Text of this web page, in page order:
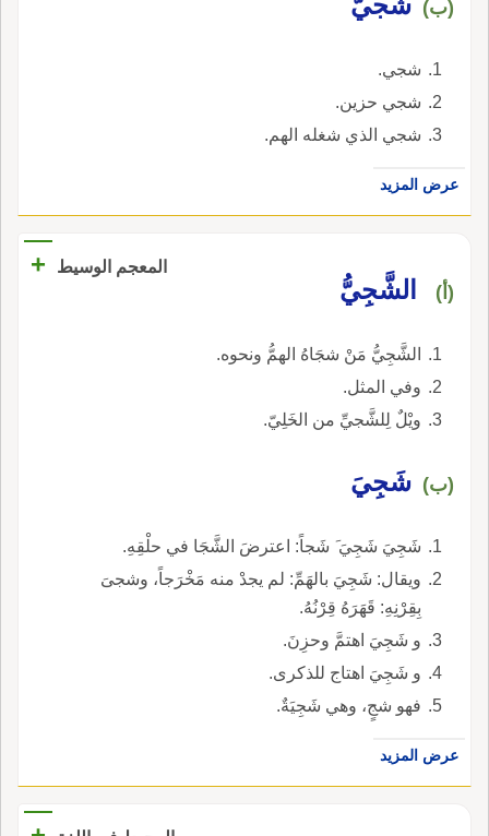
(ب)
شجي.
شجي حزين.
شجي الذي شغله الهم.
عرض المزيد
المعجم الوسيط +
(أ) الشَّجِيُّ
الشَّجِيُّ مَنْ شجَاهُ الهمُّ ونحوه.
وفي المثل.
ويْلٌ لِلشَّجيِّ من الخَلِيّ.
(ب) شَجِيَ
شَجِيَ شَجِيَ َ شَجاً: اعترضَ الشَّجَا في حلْقِهِ.
ويقال: شَجِيَ بالهَمِّ: لم يجدْ منه مَخْرَجاً، وشجىَ
بِقِرْنِهِ: قَهَرَهُ قِرْنُهُ.
و شَجِيَ اهتمَّ وحزِنَ.
و شَجِيَ اهتاج للذكرى.
فهو شجٍ، وهي شَجِيَةٌ.
عرض المزيد